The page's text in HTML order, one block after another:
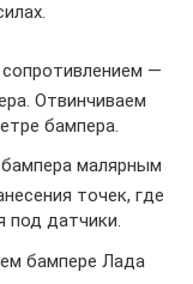
—
Отвинчиваем
бампера.
малярным
точек, где
под датчики.
бампере Лада